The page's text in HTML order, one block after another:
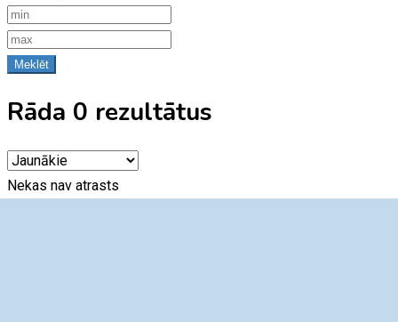
Meklēt
Rāda 0 rezultātus
Nekas nav atrasts